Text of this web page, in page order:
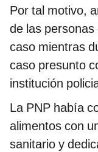
Por tal motivo,
de las
caso mientras
caso presunto
institución
La PNP había
alimentos con
sanitario y